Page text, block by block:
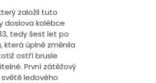
založil tuto
doslova kolébce
tedy šest let po
která úplně změnila
ostří brusle
První zátěžový
ledového